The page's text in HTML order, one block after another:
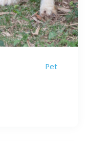
Pet